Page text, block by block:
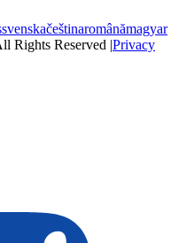
svenskačeštinaromânămagyar
Rights Reserved |Privacy